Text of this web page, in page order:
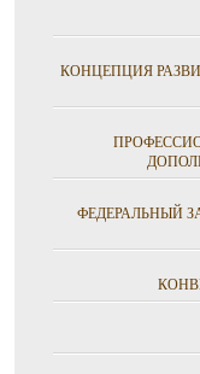
КОНЦЕПЦИЯ
ФЕДЕРАЛЬНЫЙ